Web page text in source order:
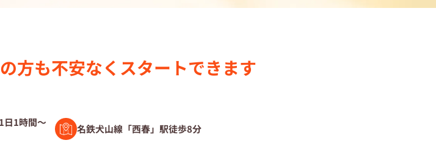
⽅も不安なく スタートできます
日1時間～
名鉄犬山線「西春」駅徒歩8分